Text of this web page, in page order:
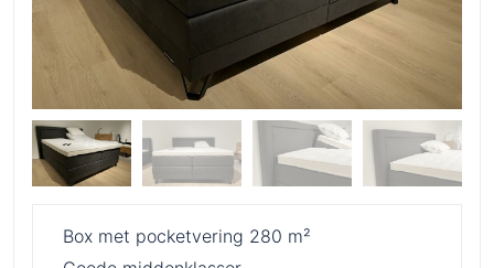
Box met pocketvering 280 m²